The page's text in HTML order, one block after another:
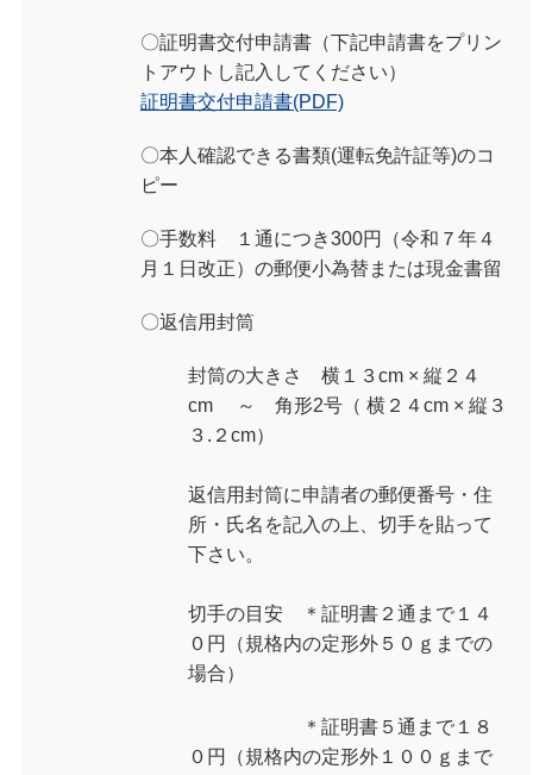
〇証明書交付申請書（下記申請書をプリン
トアウトし記入してください）
証明書交付申請書(PDF)
〇本人確認できる書類(運転免許証等)のコ
ピー
〇手数料 １通につき300円（令和７年４
月１日改正） の郵便小為替または現金書留
〇返信用封筒
封筒の大きさ 横１３cm × 縦２４
cm ～ 角形2号（ 横２４cm × 縦３
３.２cm）
返信用封筒に申請者の郵便番号・住
所・氏名を記入の上、切手を貼って
下さい。
切手の目安
＊証明書２通まで１４
０円（規格内の定形外５０ｇまでの
場合）
＊証明書５通まで１８
０円（規格内の定形外１００ｇまで